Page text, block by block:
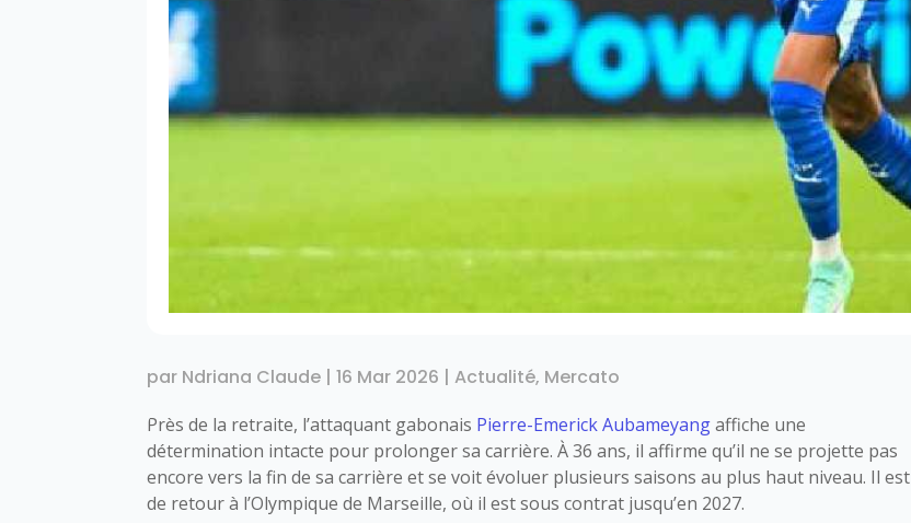
par Ndriana Claude |16 Mar 2026 |Actualité, Mercato
Près de la retraite, l’attaquant gabonais Pierre-Emerick Aubameyangaffiche une
détermination intacte pour prolonger sa carrière. À 36 ans, il affirme qu’il ne se projette pas
encore vers la fin de sa carrière et se voit évoluer plusieurs saisons au plus haut niveau. Il est
de retour à l’Olympique de Marseille, où il est sous contrat jusqu’en 2027.